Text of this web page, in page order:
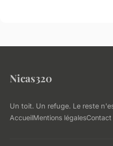
Nicas320
Un toit. Un refuge. Le reste
AccueilMentions légalesContact